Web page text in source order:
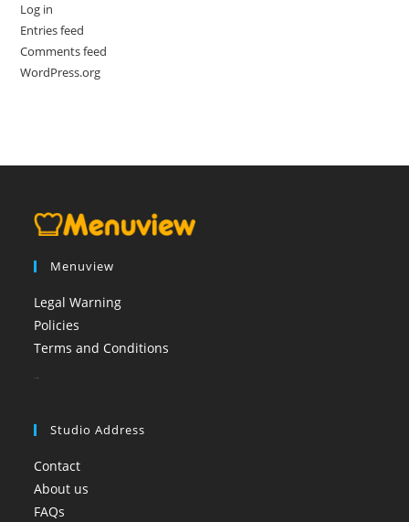
Log in
Entries feed
Comments feed
WordPress.org
Menuview
Legal Warning
Policies
Terms and Conditions
Studio Address
Contact
About us
FAQs